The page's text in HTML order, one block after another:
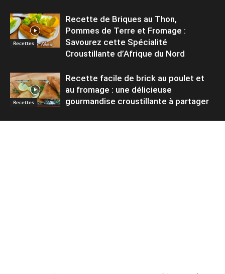
Recettes
Recette de Briques au Thon,
Pommes de Terre et Fromage :
Savourez cette Spécialité
Croustillante d’Afrique du Nord
Recettes
Recette facile de brick au poulet et
au fromage : une délicieuse
gourmandise croustillante à partager